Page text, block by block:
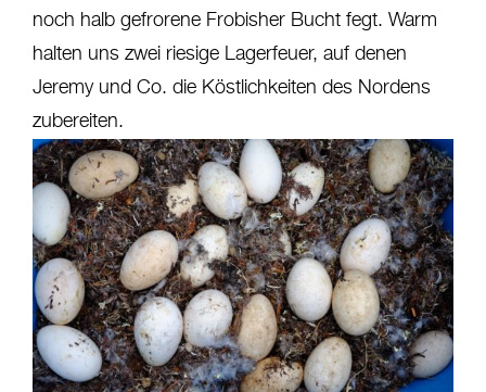
noch halb gefrorene Frobisher Bucht fegt. Warm
halten uns zwei riesige Lagerfeuer, auf denen
Jeremy und Co. die Köstlichkeiten des Nordens
zubereiten.